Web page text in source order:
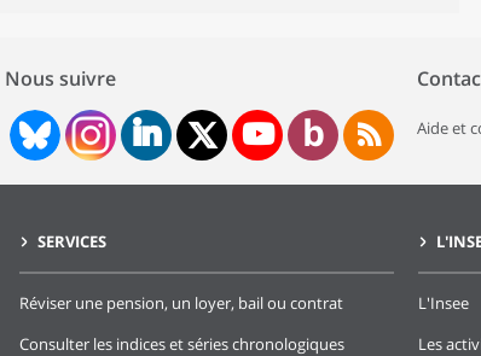
131,9
15/03/2025
130,6
16/02/2025
130,2
16/01/2025
129,1
17/11/2024
Nous suivre
Aide et
SERVICES
Réviser une pension, un loyer, bail ou contrat
Consulter les indices et séries chronologiques
L'Insee
Les